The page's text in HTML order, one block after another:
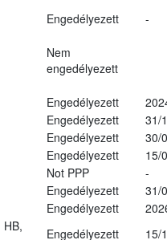
Engedélyezett
-
Nem
engedélyezett
Engedélyezett
Engedélyezett
31/
Engedélyezett
30/
Engedélyezett
15/
Not PPP
-
Engedélyezett
31/
Engedélyezett
HB,
Engedélyezett
15/